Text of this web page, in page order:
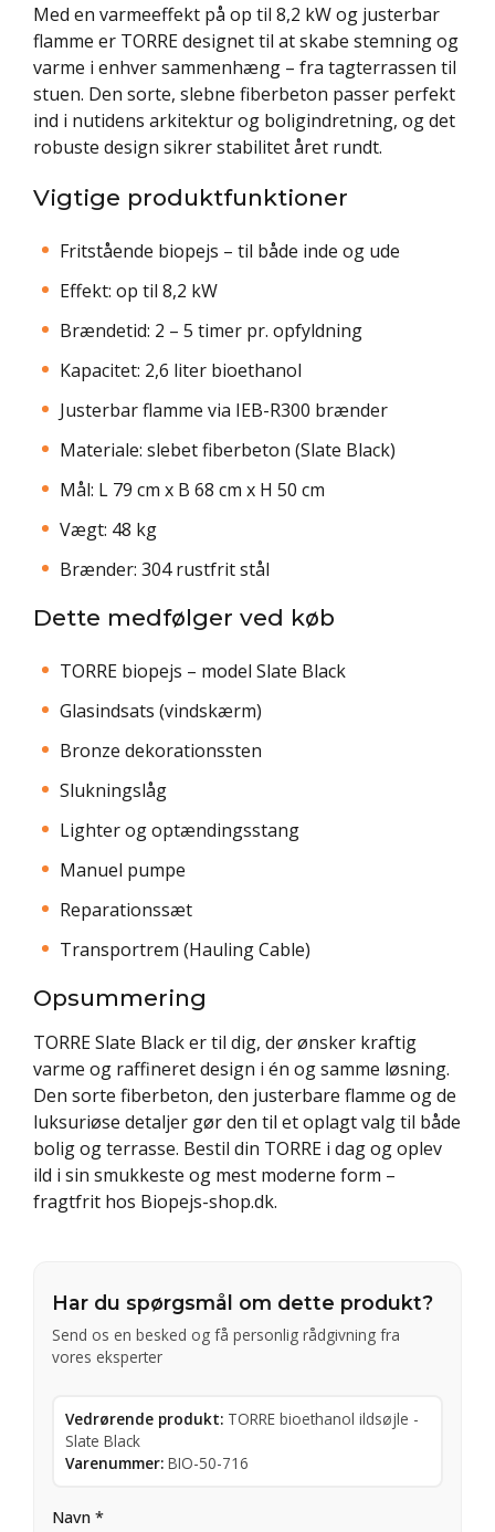
Med en varmeeffekt på op til 8,2 kW og justerbar
flamme er TORRE designet til at skabe stemning og
varme i enhver sammenhæng – fra tagterrassen til
stuen. Den sorte, slebne fiberbeton passer perfekt
ind i nutidens arkitektur og boligindretning, og det
robuste design sikrer stabilitet året rundt.
Vigtige produktfunktioner
Fritstående biopejs – til både inde og ude
Effekt: op til 8,2 kW
Brændetid: 2 – 5 timer pr. opfyldning
Kapacitet: 2,6 liter bioethanol
Justerbar flamme via IEB-R300 brænder
Materiale: slebet fiberbeton (Slate Black)
Mål: L 79 cm x B 68 cm x H 50 cm
Vægt: 48 kg
Brænder: 304 rustfrit stål
Dette medfølger ved køb
TORRE biopejs – model Slate Black
Glasindsats (vindskærm)
Bronze dekorationssten
Slukningslåg
Lighter og optændingsstang
Manuel pumpe
Reparationssæt
Transportrem (Hauling Cable)
Opsummering
TORRE Slate Black er til dig, der ønsker kraftig
varme og raffineret design i én og samme løsning.
Den sorte fiberbeton, den justerbare flamme og de
luksuriøse detaljer gør den til et oplagt valg til både
bolig og terrasse. Bestil din TORRE i dag og oplev
ild i sin smukkeste og mest moderne form –
fragtfrit hos Biopejs-shop.dk.
Har du spørgsmål om dette produkt?
Send os en besked og få personlig rådgivning fra
vores eksperter
Vedrørende produkt: TORRE bioethanol ildsøjle -
Slate Black
Varenummer: BIO-50-716
Navn *